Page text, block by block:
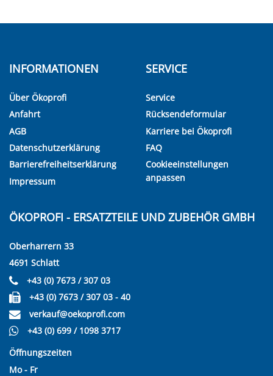
INFORMATIONEN
Über Ökoprofi
Anfahrt
AGB
Datenschutzerklärung
Barrierefreiheitserklärung
Impressum
SERVICE
Service
Rücksendeformular
Karriere bei Ökoprofi
FAQ
Cookieeinstellungen
anpassen
ÖKOPROFI - ERSATZTEILE UND ZUBEHÖR GMBH
Oberharrern 33
4691 Schlatt
+43 (0) 7673 / 307 03
+43 (0) 7673 / 307 03 - 40
verkauf@oekoprofi.com
+43 (0) 699 / 1098 3717
Öffnungszeiten
Mo - Fr